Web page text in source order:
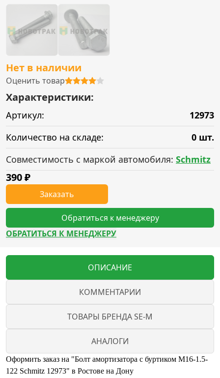
Нет в наличии
Оценить товар
Характеристики:
Артикул:
12973
Количество на складе:
0 шт.
Совместимость с маркой автомобиля: Schmitz
390₽
Заказать
Обратиться к менеджеру
ОБРАТИТЬСЯ К МЕНЕДЖЕРУ
ОПИСАНИЕ
КОММЕНТАРИИ
ТОВАРЫ БРЕНДА SE-M
АНАЛОГИ
Оформить заказ на "Болт амортизатора с буртиком M16-1.5-
122 Sсhmitz 12973" в Ростове на Дону